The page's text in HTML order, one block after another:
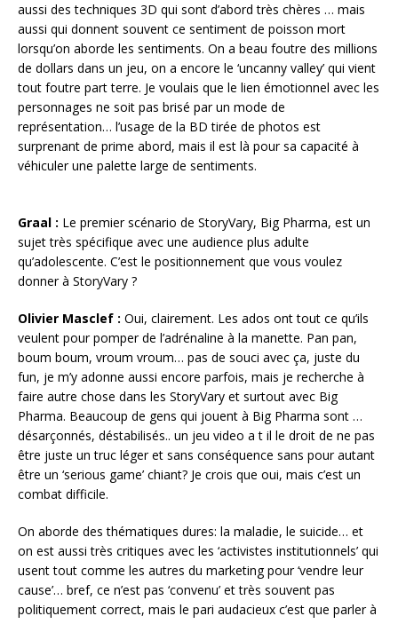
aussi des techniques 3D qui sont d’abord très chères … mais
aussi qui donnent souvent ce sentiment de poisson mort
lorsqu’on aborde les sentiments. On a beau foutre des millions
de dollars dans un jeu, on a encore le ‘uncanny valley’ qui vient
tout foutre part terre. Je voulais que le lien émotionnel avec les
personnages ne soit pas brisé par un mode de
représentation… l’usage de la BD tirée de photos est
surprenant de prime abord, mais il est là pour sa capacité à
véhiculer une palette large de sentiments.
Graal : Le premier scénario de StoryVary, Big Pharma, est un
sujet très spécifique avec une audience plus adulte
qu’adolescente. C’est le positionnement que vous voulez
donner à StoryVary ?
Olivier Masclef : Oui, clairement. Les ados ont tout ce qu’ils
veulent pour pomper de l’adrénaline à la manette. Pan pan,
boum boum, vroum vroum… pas de souci avec ça, juste du
fun, je m’y adonne aussi encore parfois, mais je recherche à
faire autre chose dans les StoryVary et surtout avec Big
Pharma. Beaucoup de gens qui jouent à Big Pharma sont …
désarçonnés, déstabilisés.. un jeu video a t il le droit de ne pas
être juste un truc léger et sans conséquence sans pour autant
être un ‘serious game’ chiant? Je crois que oui, mais c’est un
combat difficile.
On aborde des thématiques dures: la maladie, le suicide… et
on est aussi très critiques avec les ‘activistes institutionnels’ qui
usent tout comme les autres du marketing pour ‘vendre leur
cause’… bref, ce n’est pas ‘convenu’ et très souvent pas
politiquement correct, mais le pari audacieux c’est que parler à